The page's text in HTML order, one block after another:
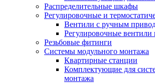
Распределительные шкафы
Регулировочные и
Вентили с ручным
Регулировочные вентили
Резьбовые фитинги
Системы модульного монтажа
Квартирные станции
Комплектующие для
монтажа